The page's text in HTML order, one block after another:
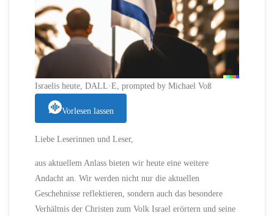
Israelis heute, DALL·E, prompted by Michael Voß
Vorlesen lassen
Liebe Leserinnen und Leser,
aus aktuellem Anlass bieten wir heute eine weitere
Andacht an. Wir werden nicht nur die aktuellen
Geschehnisse reflektieren, sondern auch das besondere
Verhältnis der Christen zum Volk Israel erörtern und seine